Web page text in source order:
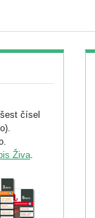
čísel
Živa.